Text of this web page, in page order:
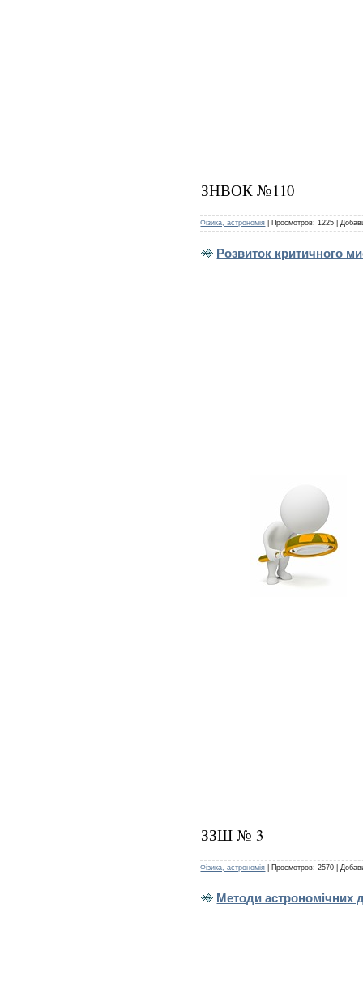
ЗНВОК №110
Фізика, астрономія Просмотров: 1225
Розвиток критичного
ЗЗШ № 3
Фізика, астрономія Просмотров: 2570
Методи астрономічних